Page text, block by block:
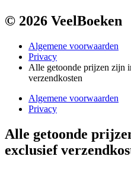
© 2026 VeelBoeken
Algemene voorwaarden
Privacy
Alle getoonde prijzen zijn
verzendkosten
Algemene voorwaarden
Privacy
Alle getoonde
exclusief